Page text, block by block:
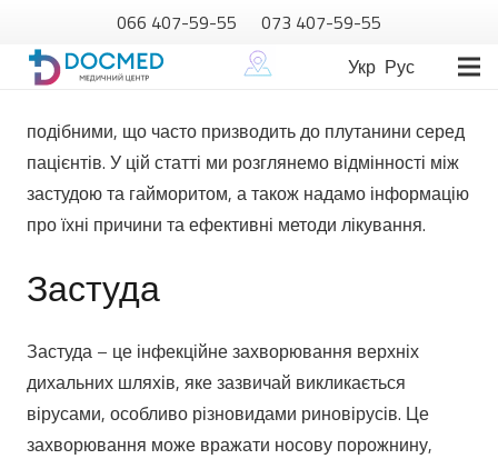
066 407-59-55
073 407-59-55
Укр Рус
подібними, що часто призводить до плутанини серед
пацієнтів. У цій статті ми розглянемо відмінності між
застудою та гайморитом, а також надамо інформацію
про їхні причини та ефективні методи лікування.
Застуда
Застуда – це інфекційне захворювання верхніх
дихальних шляхів, яке зазвичай викликається
вірусами, особливо різновидами риновірусів. Це
захворювання може вражати носову порожнину,